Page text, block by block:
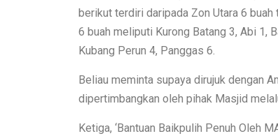
berikut terdiri daripada Zon Utara 6 buah
6 buah meliputi Kurong Batang 3, Abi 1,
Kubang Perun 4, Panggas 6.
Beliau meminta supaya dirujuk dengan
dipertimbangkan oleh pihak Masjid
Ketiga, ‘Bantuan Baikpulih Penuh Oleh